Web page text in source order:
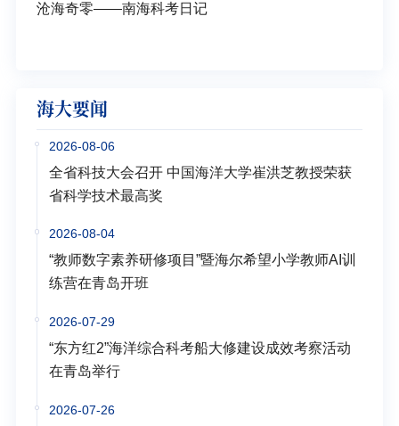
沧海奇零——南海科考日记
海大要闻
2026-08-06
全省科技大会召开 中国海洋大学崔洪芝教授荣获
省科学技术最高奖
2026-08-04
“教师数字素养研修项目”暨海尔希望小学教师AI训
练营在青岛开班
2026-07-29
“东方红2”海洋综合科考船大修建设成效考察活动
在青岛举行
2026-07-26